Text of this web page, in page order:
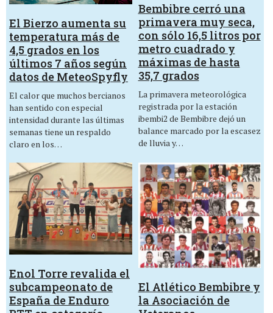
El Bierzo aumenta su
temperatura más de
4,5 grados en los
últimos 7 años según
datos de MeteoSpyfly
El calor que muchos bercianos
han sentido con especial
intensidad durante las últimas
semanas tiene un respaldo
claro en los…
Bembibre cerró una
primavera muy seca,
con sólo 16,5 litros por
metro cuadrado y
máximas de hasta
35,7 grados
La primavera meteorológica
registrada por la estación
ibembi2 de Bembibre dejó un
balance marcado por la escasez
de lluvia y…
Enol Torre revalida el
subcampeonato de
España de Enduro
El Atlético Bembibre y
la Asociación de